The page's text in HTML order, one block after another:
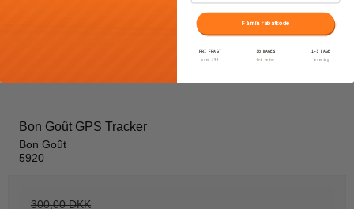
Bon Goût GPS Tracker
Bon Goût
5920
300,00 DKK
Få min rabatkode
FRI FRAGT
over 399
30 DAGES
fri retur
1–3 DAGE
levering